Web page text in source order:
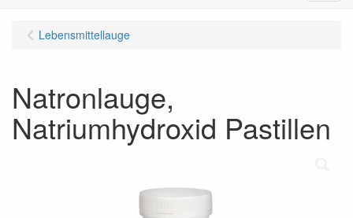
Lebensmittellauge
Natronlauge,
Natriumhydroxid Pastillen